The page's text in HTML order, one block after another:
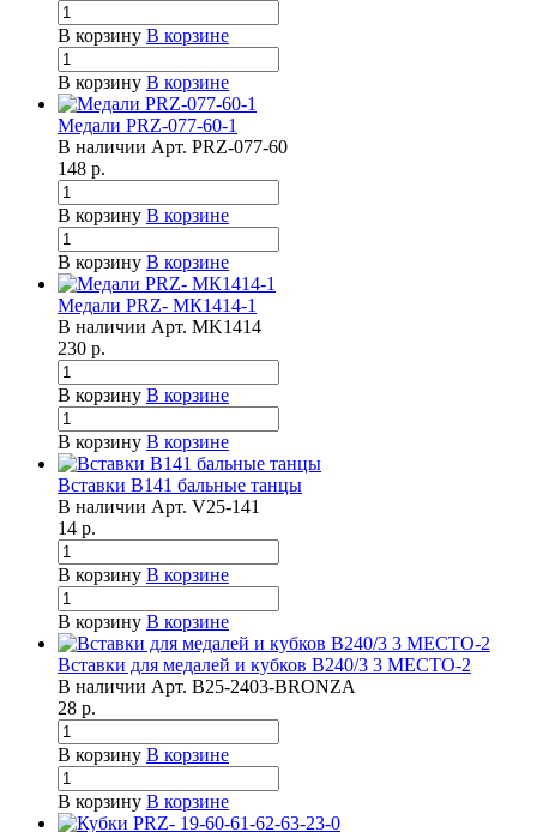
В корзину В корзине
В корзину В корзине
Медали PRZ-077-60-1
В наличии Арт. PRZ-077-60
148 р.
В корзину В корзине
В корзину В корзине
Медали PRZ- МК1414-1
В наличии Арт. MK1414
230 р.
В корзину В корзине
В корзину В корзине
Вставки B141 бальные танцы
В наличии Арт. V25-141
14 р.
В корзину В корзине
В корзину В корзине
Вставки для медалей и кубков B240/3 3 МЕСТО-2
В наличии Арт. B25-2403-BRONZA
28 р.
В корзину В корзине
В корзину В корзине